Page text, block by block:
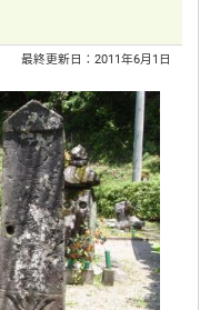
最終更新日：2011年6月1日